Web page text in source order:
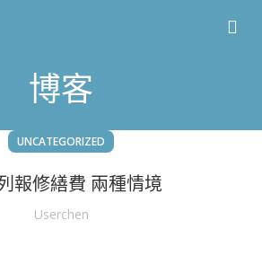
博客
UNCATEGORIZED
報修繕費 兩種情境
Userchen